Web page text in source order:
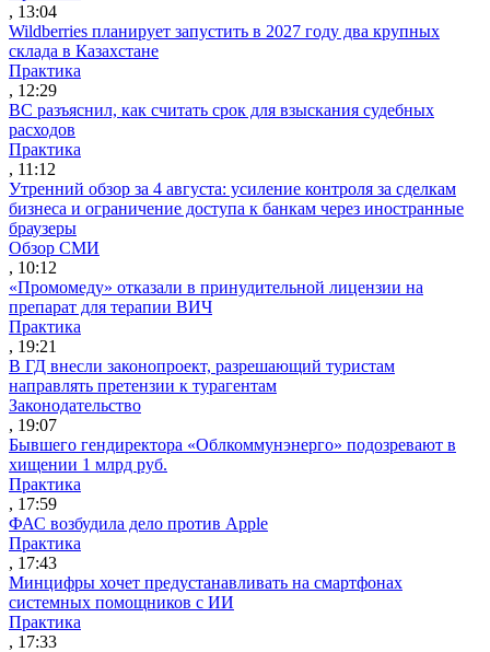
, 13:04
Wildberries планирует запустить в 2027 году два крупных
склада в Казахстане
Практика
, 12:29
ВС разъяснил, как считать срок для взыскания судебных
расходов
Практика
, 11:12
Утренний обзор за 4 августа: усиление контроля за сделкам
бизнеса и ограничение доступа к банкам через иностранные
браузеры
Обзор СМИ
, 10:12
«Промомеду» отказали в принудительной лицензии на
препарат для терапии ВИЧ
Практика
, 19:21
В ГД внесли законопроект, разрешающий туристам
направлять претензии к турагентам
Законодательство
, 19:07
Бывшего гендиректора «Облкоммунэнерго» подозревают в
хищении 1 млрд руб.
Практика
, 17:59
ФАС возбудила дело против Apple
Практика
, 17:43
Минцифры хочет предустанавливать на смартфонах
системных помощников с ИИ
Практика
, 17:33